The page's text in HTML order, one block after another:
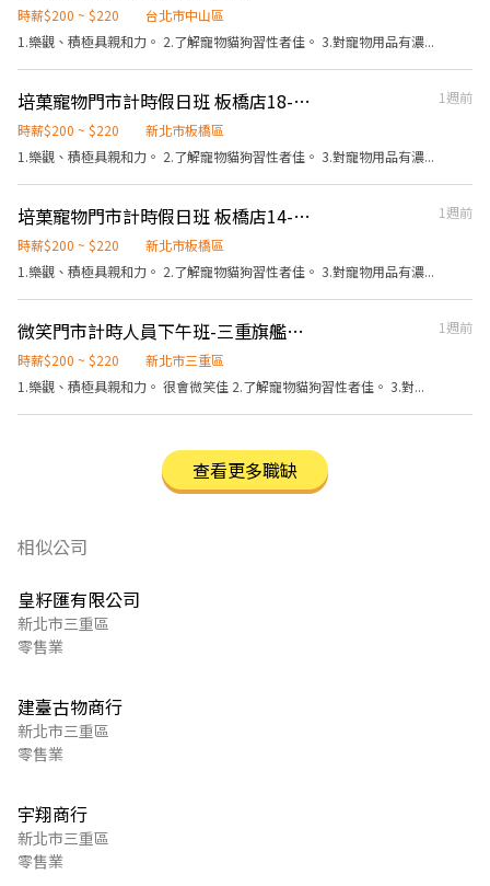
時薪$200 ~ $220
台北市中山區
1.樂觀、積極具親和力。 2.了解寵物貓狗習性者佳。 3.對寵物用品有濃...
培菓寵物門市計時假日班 板橋店18-22點
1週前
時薪$200 ~ $220
新北市板橋區
1.樂觀、積極具親和力。 2.了解寵物貓狗習性者佳。 3.對寵物用品有濃...
培菓寵物門市計時假日班 板橋店14-18點
1週前
時薪$200 ~ $220
新北市板橋區
1.樂觀、積極具親和力。 2.了解寵物貓狗習性者佳。 3.對寵物用品有濃...
微笑門市計時人員下午班-三重旗艦店週一到週五14:00-18:00
1週前
時薪$200 ~ $220
新北市三重區
1.樂觀、積極具親和力。 很會微笑佳 2.了解寵物貓狗習性者佳。 3.對...
查看更多職缺
相似公司
皇籽匯有限公司
新北市三重區
零售業
建臺古物商行
新北市三重區
零售業
宇翔商行
新北市三重區
零售業